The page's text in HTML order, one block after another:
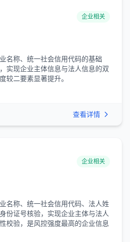
企业相关
名称、统一社会信用代码的基础
实现企业主体信息与法人信息的双
较二要素显著提升。
查看详情
企业相关
名称、统一社会信用代码、法人姓
份证号核验，实现企业主体与法人
校验，是风控强度最高的企业信息